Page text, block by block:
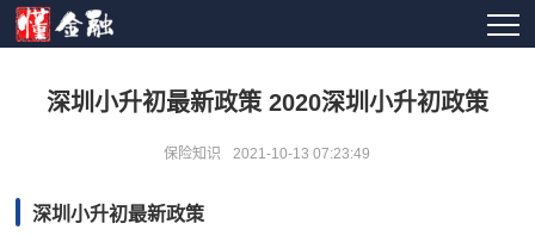
深圳小升初最新政策 2020深圳小升初政策
保险知识 2021-10-13 07:23:49
深圳小升初最新政策